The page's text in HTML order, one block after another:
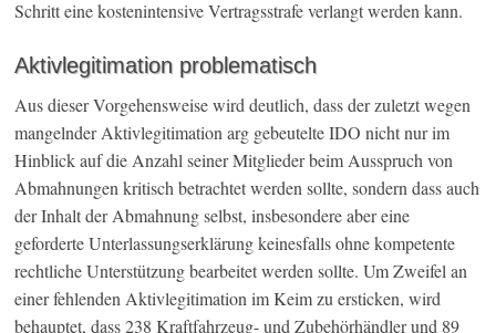
Schritt eine kostenintensive Vertragsstrafe verlangt werden kann.
Aktivlegitimation problematisch
Aus dieser Vorgehensweise wird deutlich, dass der zuletzt wegen
mangelnder Aktivlegitimation arg gebeutelte IDO nicht nur im
Hinblick auf die Anzahl seiner Mitglieder beim Ausspruch von
Abmahnungen kritisch betrachtet werden sollte, sondern dass auch
der Inhalt der Abmahnung selbst, insbesondere aber eine
geforderte Unterlassungserklärung keinesfalls ohne kompetente
rechtliche Unterstützung bearbeitet werden sollte. Um Zweifel an
einer fehlenden Aktivlegitimation im Keim zu ersticken, wird
behauptet, dass 238 Kraftfahrzeug- und Zubehörhändler und 89